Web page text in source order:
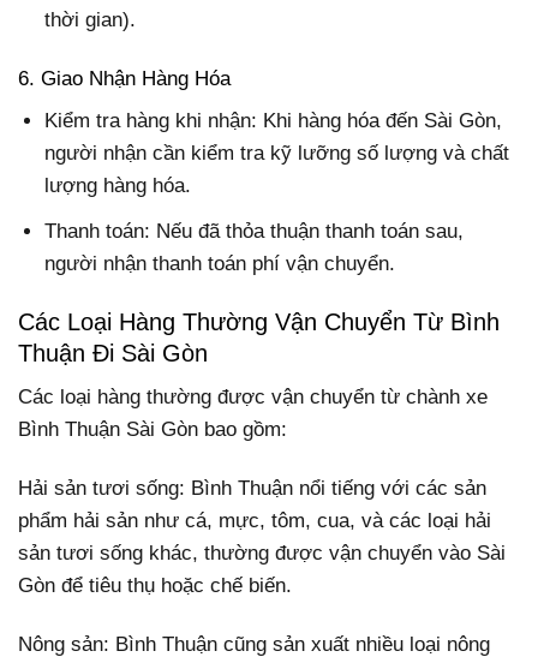
thời gian).
6. Giao Nhận Hàng Hóa
Kiểm tra hàng khi nhận: Khi hàng hóa đến Sài Gòn,
người nhận cần kiểm tra kỹ lưỡng số lượng và chất
lượng hàng hóa.
Thanh toán: Nếu đã thỏa thuận thanh toán sau,
người nhận thanh toán phí vận chuyển.
Các Loại Hàng Thường Vận Chuyển Từ Bình
Thuận Đi Sài Gòn
Các loại hàng thường được vận chuyển từ chành xe
Bình Thuận Sài Gòn bao gồm:
Hải sản tươi sống: Bình Thuận nổi tiếng với các sản
phẩm hải sản như cá, mực, tôm, cua, và các loại hải
sản tươi sống khác, thường được vận chuyển vào Sài
Gòn để tiêu thụ hoặc chế biến.
Nông sản: Bình Thuận cũng sản xuất nhiều loại nông